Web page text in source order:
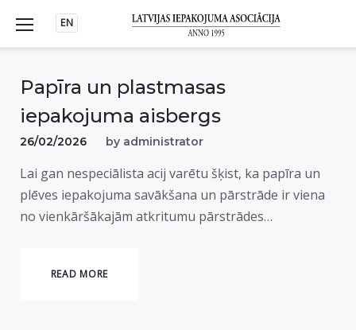
content
EN
Papīra un plastmasas
iepakojuma aisbergs
26/02/2026 by administrator
Lai gan nespeciālista acij varētu šķist, ka papīra un
plēves iepakojuma savākšana un pārstrāde ir viena
no vienkāršākajām atkritumu pārstrādes…
READ MORE